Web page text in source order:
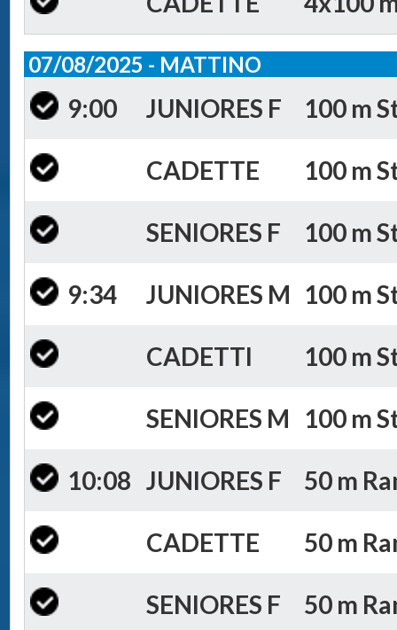
07/08/2025 - MATTINO
9:00 JUNIORES F 100 m
CADETTE 100 m
SENIORES F 100 m
9:34 JUNIORES M 100 m
CADETTI 100 m
SENIORES M 100 m
10:08 JUNIORES F 50 m
CADETTE 50 m
SENIORES F 50 m